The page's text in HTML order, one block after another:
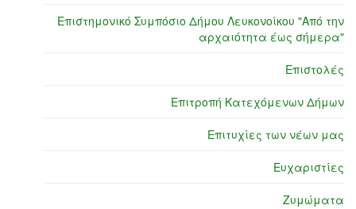
Επιστημονικό Συμπόσιο Δήμου Λευκονοίκου "Από την
αρχαιότητα έως σήμερα"
Επιστολές
Επιτροπή Κατεχόμενων Δήμων
Επιτυχίες των νέων μας
Ευχαριστίες
Ζυμώματα